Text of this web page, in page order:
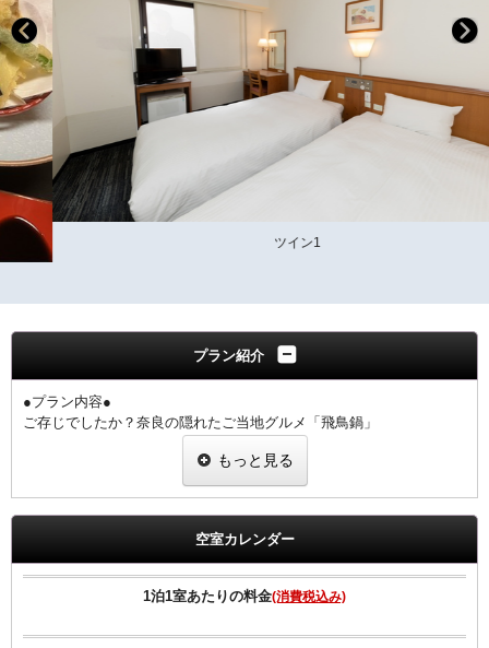
プラン紹介
●プラン内容●
ご存じでしたか？奈良の隠れたご当地グルメ「飛鳥鍋」
奈良ワシントンホテルプラザ1階のぎんざ（和食）にて
夕食17:30～21:00（ラストオーダー20：30）
もっと見る
空室カレンダー
1泊1室あたりの料金(消費税込み)